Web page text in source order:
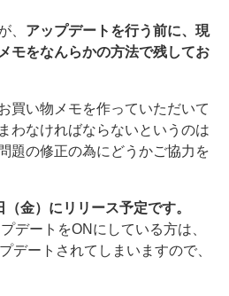
、 アップデートを行う前に、現
モをなんらかの方法で残してお
買い物メモを作っていただいて
わなければならないというのは
題の修正の為にどうかご協力を
（金）にリリース予定です。
デートをONにしている方は、
デートされてしまいますので、